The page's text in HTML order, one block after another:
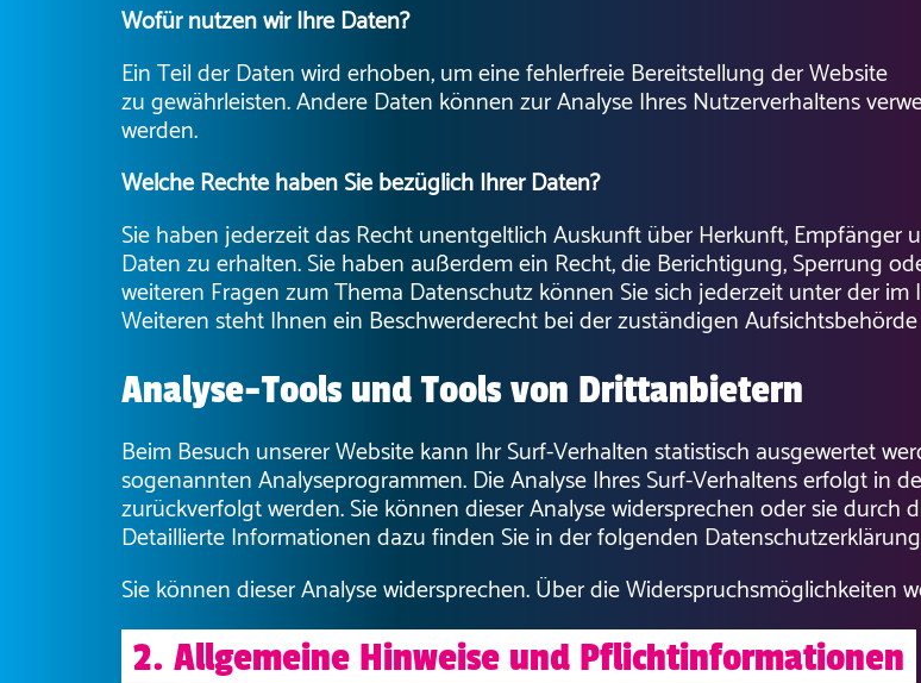
Wofür nutzen wir Ihre Daten?
Ein Teil der Daten wird erhoben, um eine fehlerfreie Bereitstellung der Website
zu gewährleisten. Andere Daten können zur Analyse Ihres Nutzerverhaltens
werden.
Welche Rechte haben Sie bezüglich Ihrer Daten?
Sie haben jederzeit das Recht unentgeltlich Auskunft über Herkunft,
Daten zu erhalten. Sie haben außerdem ein Recht, die Berichtigung, Sperrung
weiteren Fragen zum Thema Datenschutz können Sie sich jederzeit unter der
Weiteren steht Ihnen ein Beschwerderecht bei der zuständigen
Analyse-Tools und Tools von Drittanbietern
Beim Besuch unserer Website kann Ihr Surf-Verhalten statistisch ausgewertet
sogenannten Analyseprogrammen. Die Analyse Ihres Surf-Verhaltens erfolgt in
zurückverfolgt werden. Sie können dieser Analyse widersprechen oder sie
Detaillierte Informationen dazu finden Sie in der folgenden
Sie können dieser Analyse widersprechen. Über die Widerspruchsmöglichkeiten
2. Allgemeine Hinweise und Pflichtinformationen